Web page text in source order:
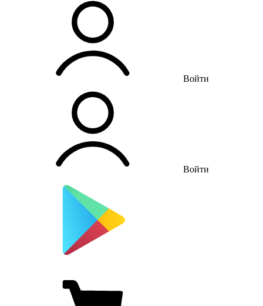
Войти
Войти